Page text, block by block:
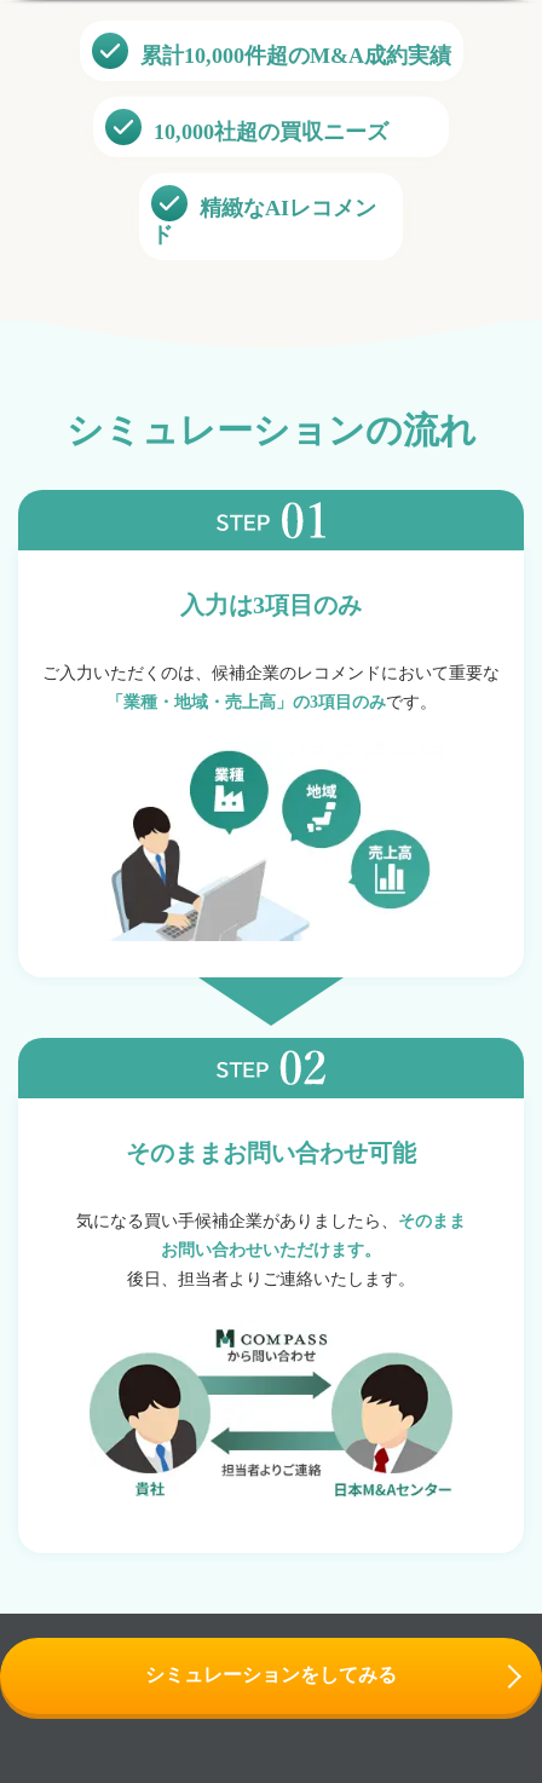
累計10,000件超のM&A成約実績
10,000社超の買収ニーズ
精緻なAIレコメン
ド
シミュレーションの流れ
入力は3項目のみ
ご入力いただくのは、候補企業のレコメンドにおいて重要な
「業種・地域・売上高」の3項目のみです。
そのままお問い合わせ可能
気になる買い手候補企業がありましたら、 そのまま
お問い合わせいただけます。
後日、担当者よりご連絡いたします。
シミュレーションをしてみる